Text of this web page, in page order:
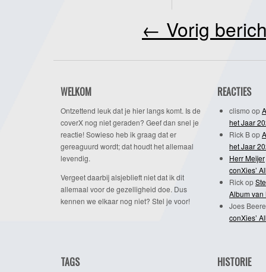
← Vorig
WELKOM
Ontzettend leuk dat je hier langs komt. Is de
coverX nog niet geraden? Geef dan snel je
reactie! Sowieso heb ik graag dat er
gereaguurd wordt; dat houdt het allemaal
levendig.
Vergeet daarbij alsjeblieft niet dat ik dit
allemaal voor de gezelligheid doe. Dus
kennen we elkaar nog niet? Stel je voor!
REACTIES
clismo op
het Jaar
Rick Bop
het Jaar
Herr Meijer
conXies’
Rickop
Album van
Joes
conXies’
TAGS HISTORIE